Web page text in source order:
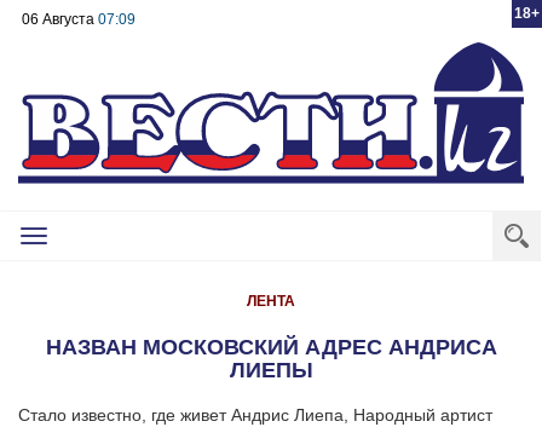
18+
06 Августа 07:09
Toggle
ЛЕНТА
НАЗВАН МОСКОВСКИЙ АДРЕС АНДРИСА
ЛИЕПЫ
Стало известно, где живет Андрис Лиепа, Народный артист